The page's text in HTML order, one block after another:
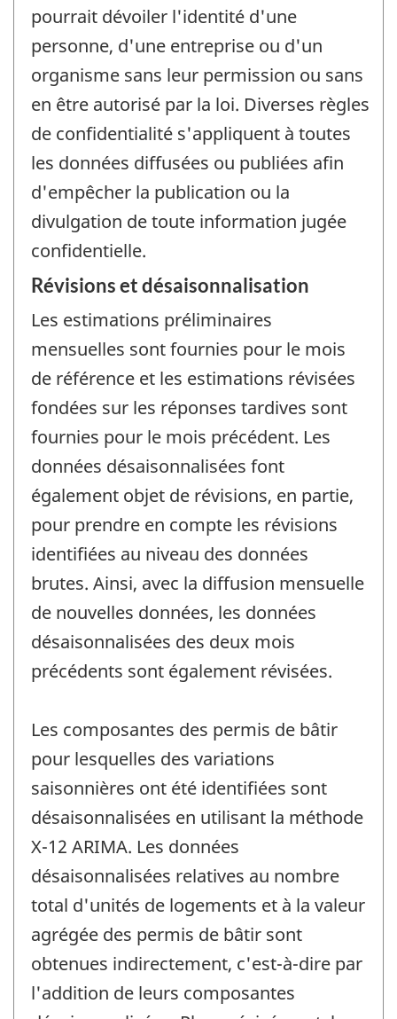
pourrait dévoiler l'identité d'une
personne, d'une entreprise ou d'un
organisme sans leur permission ou sans
en être autorisé par la loi. Diverses règles
de confidentialité s'appliquent à toutes
les données diffusées ou publiées afin
d'empêcher la publication ou la
divulgation de toute information jugée
confidentielle.
Révisions et désaisonnalisation
Les estimations préliminaires
mensuelles sont fournies pour le mois
de référence et les estimations révisées
fondées sur les réponses tardives sont
fournies pour le mois précédent. Les
données désaisonnalisées font
également objet de révisions, en partie,
pour prendre en compte les révisions
identifiées au niveau des données
brutes. Ainsi, avec la diffusion mensuelle
de nouvelles données, les données
désaisonnalisées des deux mois
précédents sont également révisées.
Les composantes des permis de bâtir
pour lesquelles des variations
saisonnières ont été identifiées sont
désaisonnalisées en utilisant la méthode
X-12 ARIMA. Les données
désaisonnalisées relatives au nombre
total d'unités de logements et à la valeur
agrégée des permis de bâtir sont
obtenues indirectement, c'est-à-dire par
l'addition de leurs composantes